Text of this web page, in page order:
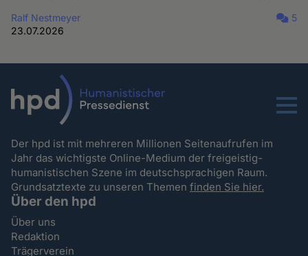
Ralf Nestmeyer
23.07.2026
5
Menu
Der hpd ist mit mehreren Millionen Seitenaufrufen im
Jahr das wichtigste Online-Medium der freigeistig-
humanistischen Szene im deutschsprachigen Raum.
Grundsatztexte zu unseren Themenfinden Sie hier.
Über den hpd
Über uns
Redaktion
Trägerverein